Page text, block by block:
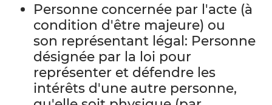
Personne concernée par l'acte (à
condition d'être majeure) ou
son représentant légal: Personne
désignée par la loi pour
représenter et défendre les
intérêts d'une autre personne,